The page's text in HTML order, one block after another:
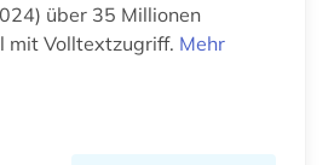
über 35 Millionen
mit Volltextzugriff. Mehr